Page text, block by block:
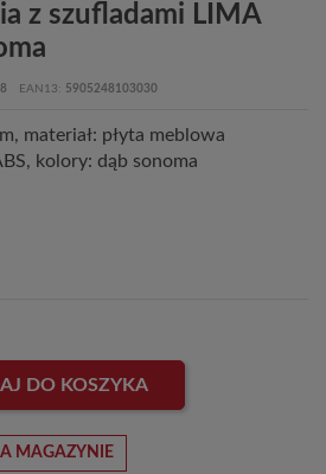
z szufladami LIMA
EAN13 5905248103030
materiał: płyta meblowa
kolory: dąb sonoma
DO KOSZYKA
MAGAZYNIE